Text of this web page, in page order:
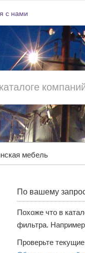
с нами
мебель
По вашему
Похоже что в
фильтра.
Проверьте